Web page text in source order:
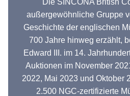
Die SINCONA British
außergewöhnliche Gruppe
Geschichte der englischen
700 Jahre hinweg erzählt,
Edward III. im 14.
Auktionen im November
2022, Mai 2023 und Oktober
2.500 NGC-zertifizierte